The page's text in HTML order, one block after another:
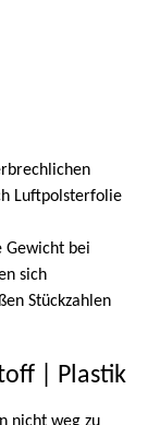
Luftpolsterfolie
Gewicht bei
sich
Stückzahlen
| Plastik
nicht weg zu